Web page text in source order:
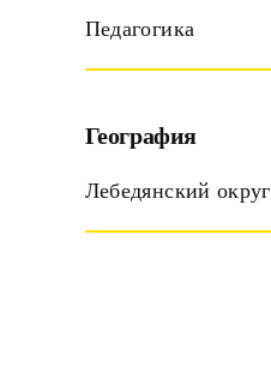
Педагогика
География
Лебедянский округ